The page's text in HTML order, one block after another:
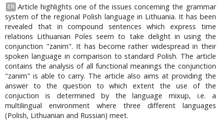
EN
Article highlights one of the issues concerning the grammar
system of the regional Polish language in Lithuania. It has been
revealed that in compound sentences which express time
relations Lithuanian Poles seem to take delight in using the
conjunction "zanim". It has become rather widespread in their
spoken language in comparison to standard Polish. The article
contains the analysis of all functional meanings the conjunction
"zanim" is able to carry. The article also aims at providing the
answer to the question to which extent the use of the
conjuction is determined by the language mixup, i.e. a
multilingual environment where three different languages
(Polish, Lithuanian and Russian) meet.